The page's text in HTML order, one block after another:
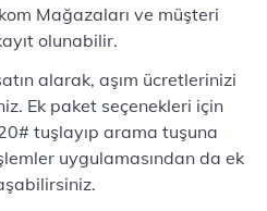
Mağazaları ve müşteri
olunabilir.
alarak, aşım ücretlerinizi
Ek paket seçenekleri için
tuşlayıp arama tuşuna
uygulamasından da ek